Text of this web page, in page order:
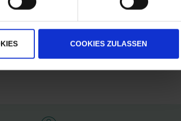
COOKIES ZULASSEN
IN DEN